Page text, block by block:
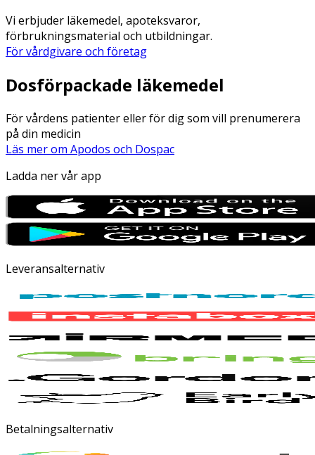
Vi erbjuder läkemedel, apoteksvaror,
förbrukningsmaterial och utbildningar.
För vårdgivare och företag
Dosförpackade läkemedel
För vårdens patienter eller för dig som vill prenumerera
på din medicin
Läs mer om Apodos och Dospac
Ladda ner vår app
Leveransalternativ
Betalningsalternativ